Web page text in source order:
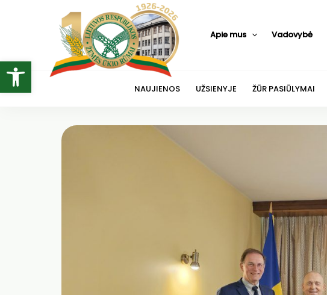
Open toolbar
Apie mus Vadovybė
NAUJIENOS UŽSIENYJE ŽŪR PASIŪLYMAI